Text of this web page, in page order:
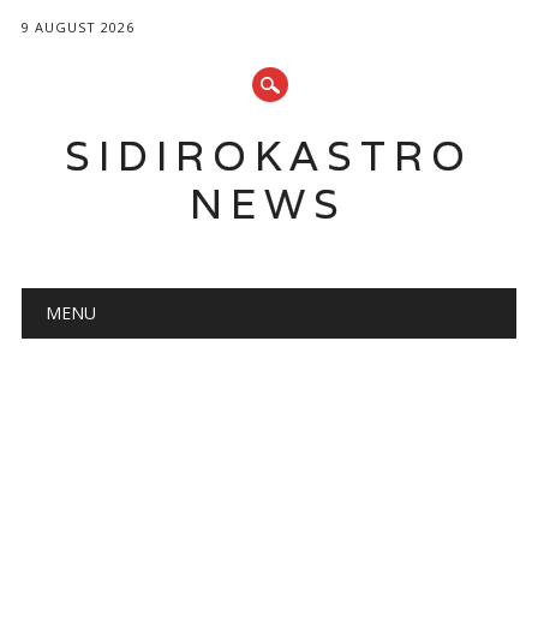
9 AUGUST 2026
SIDIROKASTRO
NEWS
Main menu
MENU